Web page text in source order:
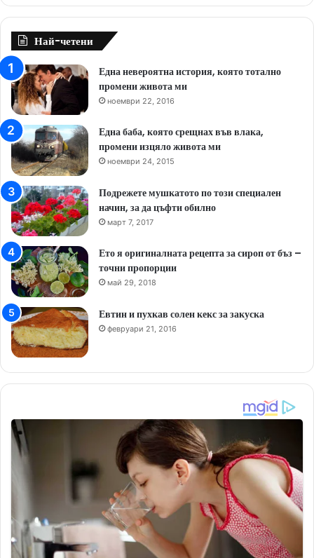
Най-четени
Една невероятна история, която тотално
промени живота ми
ноември 22, 2016
Една баба, която срещнах във влака,
промени изцяло живота ми
ноември 24, 2015
Подрежете мушкатото по този специален
начин, за да цъфти обилно
март 7, 2017
Ето я оригиналната рецепта за сироп от бъз –
точни пропорции
май 29, 2018
Евтин и пухкав солен кекс за закуска
февруари 21, 2016